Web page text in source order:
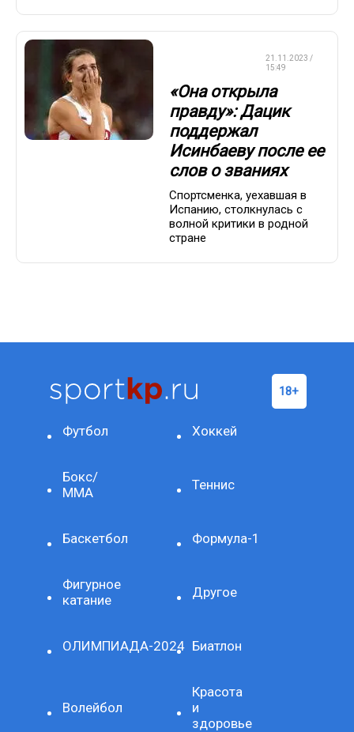
21.11.2023 /
15:49
«Она открыла
правду»: Дацик
поддержал
Исинбаеву после ее
слов о званиях
Спортсменка, уехавшая в
Испанию, столкнулась с
волной критики в родной
стране
Футбол Хоккей
Бокс/
ММА
Теннис
Баскетбол Формула-1
Фигурное
катание
Другое
ОЛИМПИАДА-2024 Биатлон
Волейбол
Красота
и
здоровье